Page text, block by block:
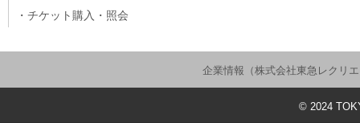
チケット購入・照会
企業情報（株式会社東急レクリ
© 2024